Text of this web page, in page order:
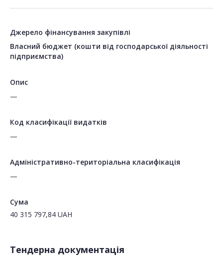
Джерело фінансування закупівлі
Власний бюджет (кошти від господарської діяльності
підприємства)
Опис
—
Код класифікації видатків
—
Адміністративно-територіальна класифікація
—
Сума
40 315 797,84 UAH
Тендерна документація